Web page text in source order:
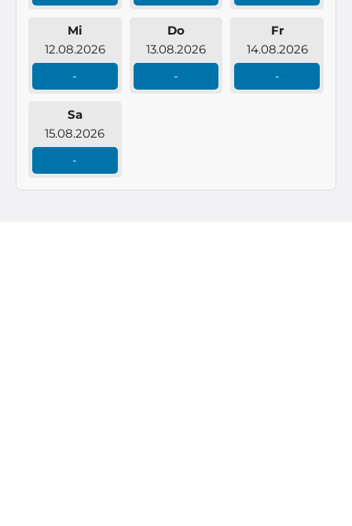
Mi
12.08.2026
-
Do
13.08.2026
-
Fr
14.08.2026
-
Sa
15.08.2026
-